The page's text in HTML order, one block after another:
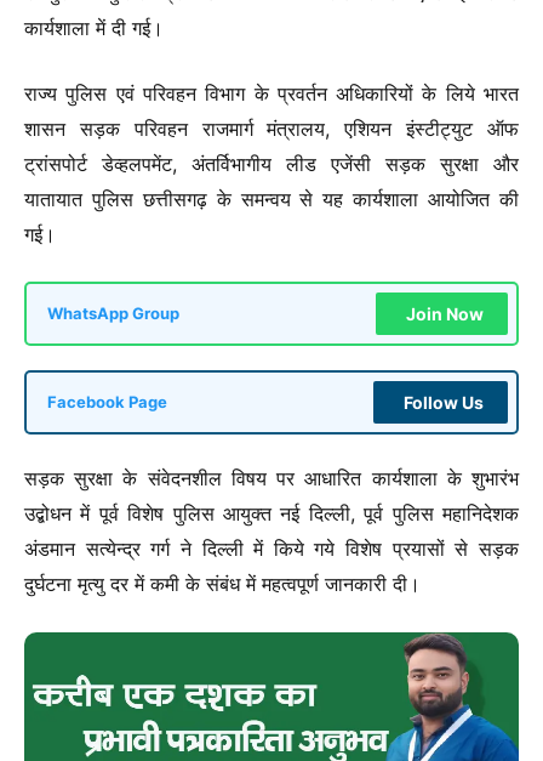
कार्यशाला में दी गई।
राज्य पुलिस एवं परिवहन विभाग के प्रवर्तन अधिकारियों के लिये भारत
शासन सड़क परिवहन राजमार्ग मंत्रालय, एशियन इंस्टीट्युट ऑफ
ट्रांसपोर्ट डेव्हलपमेंट, अंतर्विभागीय लीड एजेंसी सड़क सुरक्षा और
यातायात पुलिस छत्तीसगढ़ के समन्वय से यह कार्यशाला आयोजित की
गई।
WhatsApp Group Join Now
Facebook Page Follow Us
सड़क सुरक्षा के संवेदनशील विषय पर आधारित कार्यशाला के शुभारंभ
उद्बोधन में पूर्व विशेष पुलिस आयुक्त नई दिल्ली, पूर्व पुलिस महानिदेशक
अंडमान सत्येन्द्र गर्ग ने दिल्ली में किये गये विशेष प्रयासों से सड़क
दुर्घटना मृत्यु दर में कमी के संबंध में महत्वपूर्ण जानकारी दी।